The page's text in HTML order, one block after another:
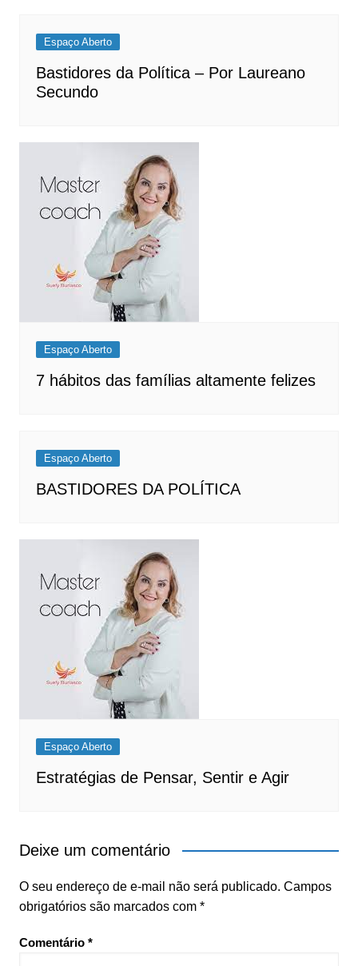
Espaço Aberto
Bastidores da Política – Por Laureano
Secundo
Espaço Aberto
7 hábitos das famílias altamente felizes
Espaço Aberto
BASTIDORES DA POLÍTICA
Espaço Aberto
Estratégias de Pensar, Sentir e Agir
Deixe um comentário
O seu endereço de e-mail não será publicado. Campos
obrigatórios são marcados com *
Comentário *